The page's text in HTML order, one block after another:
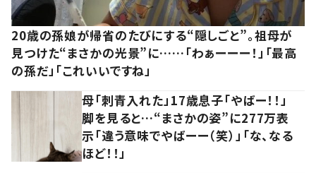
20歳の孫娘が帰省のたびにする“隠しごと”。祖母が
見つけた“まさかの光景”に……「わぁーーー！」「最高
の孫だ」「これいいですね」
母「刺青入れた」17歳息子「やばー！！」
脚を見ると…“まさかの姿”に277万表
示「違う意味でやばーー（笑）」「な、なる
ほど！！」